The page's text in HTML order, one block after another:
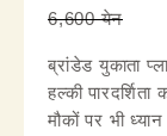
6,600 येन
ब्रांडेड युकाता
हल्की
मौकों पर भी